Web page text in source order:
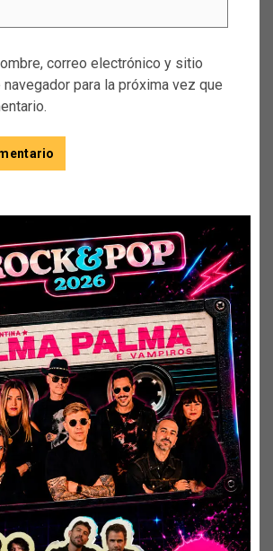
correo electrónico y sitio
para la próxima vez que